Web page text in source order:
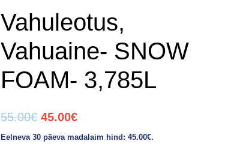
Vahuleotus,
Vahuaine- SNOW
FOAM- 3,785L
55.00€
oli:
55.00€.
45.00€
on:
45.00€.
Eelneva 30 päeva madalaim hind:45.00€.
FOAM-
kogus